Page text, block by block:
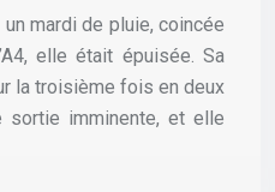
un mardi de pluie, coincée
elle était épuisée. Sa
la troisième fois en deux
sortie imminente, et elle